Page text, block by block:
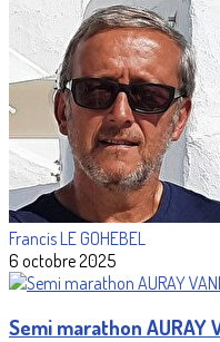
Francis LE GOHEBEL
6 octobre 2025
Semi marathon AURAY